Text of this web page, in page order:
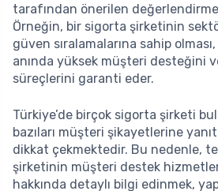
tarafından önerilen
Örneğin, bir sigorta şirketinin
güven sıralamalarına sahip
anında yüksek müşteri desteğini
süreçlerini garanti eder.
Türkiye’de birçok sigorta şirketi
bazıları müşteri şikayetlerine
dikkat çekmektedir. Bu nedenle,
şirketinin müşteri destek
hakkında detaylı bilgi edinmek,